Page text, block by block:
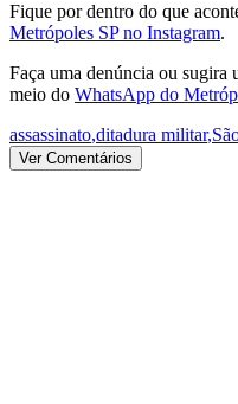
Fique por dentro do que
Metrópoles SP no Instagram.
Faça uma denúncia ou sugira
meio do WhatsApp do
assassinato,ditadura militar,
Ver Comentários